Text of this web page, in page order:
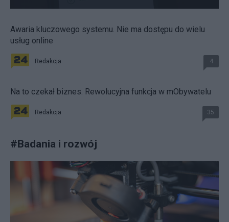
Awaria kluczowego systemu. Nie ma dostępu do wielu
usług online
Redakcja 4
Na to czekał biznes. Rewolucyjna funkcja w mObywatelu
Redakcja 35
#Badania i rozwój